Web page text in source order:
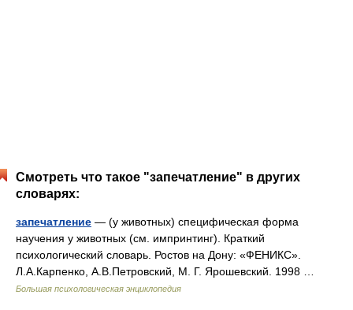
Смотреть что такое "запечатление" в других
словарях:
запечатление — (у животных) специфическая форма
научения у животных (см. импринтинг). Краткий
психологический словарь. Ростов на Дону: «ФЕНИКС».
Л.А.Карпенко, А.В.Петровский, М. Г. Ярошевский. 1998 …
Большая психологическая энциклопедия